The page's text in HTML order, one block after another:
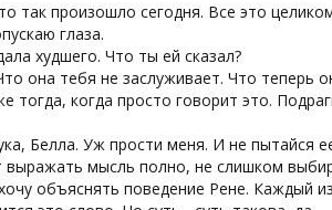
так произошло сегодня. Все это
глаза.
худшего. Что ты ей сказал?
она тебя не заслуживает. Что теперь
тогда, когда просто говорит это.
Белла. Уж прости меня. И не пытайся
выражать мысль полно, не слишком
объяснять поведение Рене. Каждый